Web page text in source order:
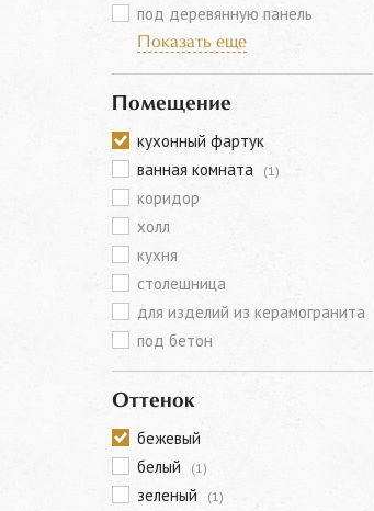
под деревянную панель
Показать еще
Помещение
кухонный фартук
ванная комната
(1)
коридор
холл
кухня
столешница
для изделий из керамогранита
под бетон
Оттенок
бежевый
белый
(1)
зеленый (1)